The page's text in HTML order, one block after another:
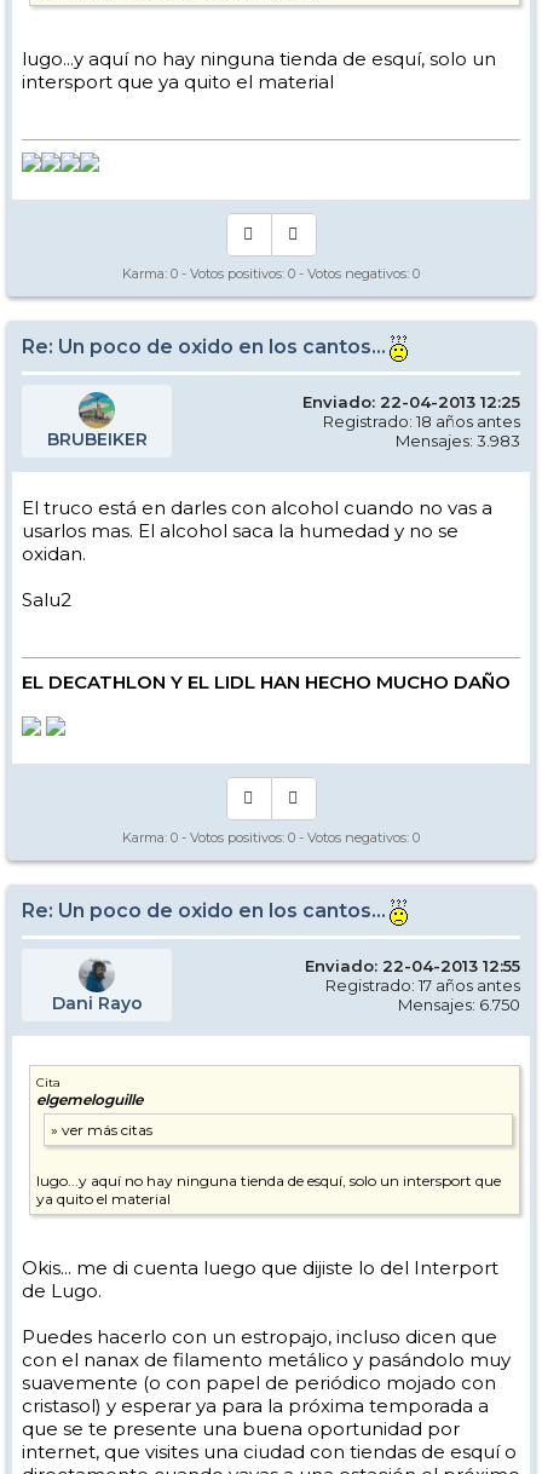
lugo...y aquí no hay ninguna tienda de esquí, solo un
intersport que ya quito el material
Karma: 0 - Votos positivos: 0 - Votos negativos: 0
Re: Un poco de oxido en los cantos...
BRUBEIKER
Enviado: 22-04-2013 12:25
Registrado: 18 años antes
Mensajes: 3.983
El truco está en darles con alcohol cuando no vas a
usarlos mas. El alcohol saca la humedad y no se
oxidan.
Salu2
EL DECATHLON Y EL LIDL HAN HECHO MUCHO DAÑO
Karma: 0 - Votos positivos: 0 - Votos negativos: 0
Re: Un poco de oxido en los cantos...
Dani Rayo
Enviado: 22-04-2013 12:55
Registrado: 17 años antes
Mensajes: 6.750
Cita
elgemeloguille
lugo...y aquí no hay ninguna tienda de esquí, solo un intersport que
ya quito el material
Okis... me di cuenta luego que dijiste lo del Interport
de Lugo.
Puedes hacerlo con un estropajo, incluso dicen que
con el nanax de filamento metálico y pasándolo muy
suavemente (o con papel de periódico mojado con
cristasol) y esperar ya para la próxima temporada a
que se te presente una buena oportunidad por
internet, que visites una ciudad con tiendas de esquí o